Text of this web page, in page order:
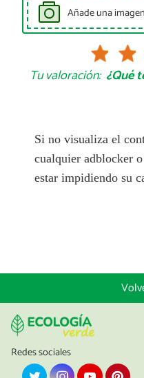
Añade una imagen
Tu valoración: ¿Qué
Si no visualiza el
cualquier adblocker
estar impidiendo su
Redes sociales